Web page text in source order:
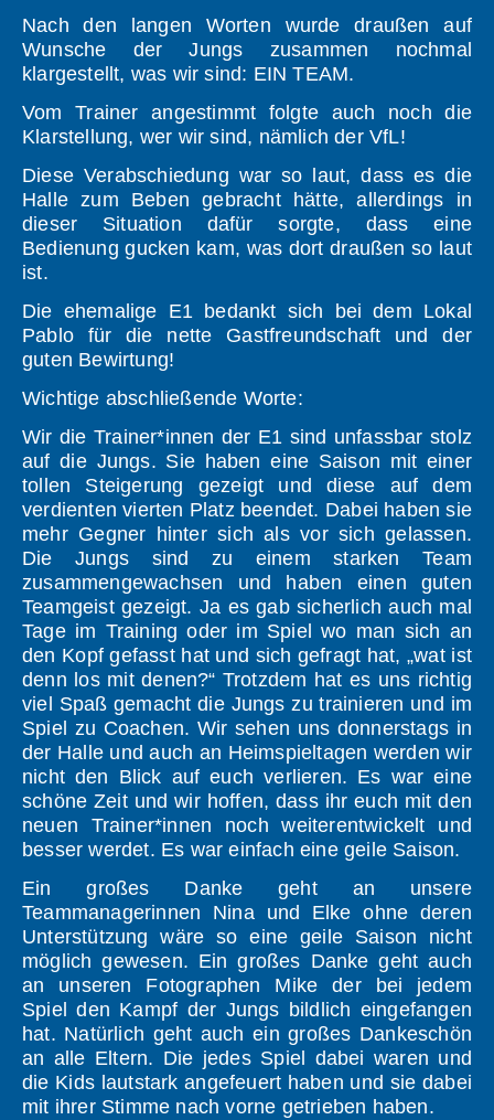
Nach den langen Worten wurde draußen auf
Wunsche der Jungs zusammen nochmal
klargestellt, was wir sind: EIN TEAM.
Vom Trainer angestimmt folgte auch noch die
Klarstellung, wer wir sind, nämlich der VfL!
Diese Verabschiedung war so laut, dass es die
Halle zum Beben gebracht hätte, allerdings in
dieser Situation dafür sorgte, dass eine
Bedienung gucken kam, was dort draußen so laut
ist.
Die ehemalige E1 bedankt sich bei dem Lokal
Pablo für die nette Gastfreundschaft und der
guten Bewirtung!
Wichtige abschließende Worte:
Wir die Trainer*innen der E1 sind unfassbar stolz
auf die Jungs. Sie haben eine Saison mit einer
tollen Steigerung gezeigt und diese auf dem
verdienten vierten Platz beendet. Dabei haben sie
mehr Gegner hinter sich als vor sich gelassen.
Die Jungs sind zu einem starken Team
zusammengewachsen und haben einen guten
Teamgeist gezeigt. Ja es gab sicherlich auch mal
Tage im Training oder im Spiel wo man sich an
den Kopf gefasst hat und sich gefragt hat, „wat ist
denn los mit denen?“ Trotzdem hat es uns richtig
viel Spaß gemacht die Jungs zu trainieren und im
Spiel zu Coachen. Wir sehen uns donnerstags in
der Halle und auch an Heimspieltagen werden wir
nicht den Blick auf euch verlieren. Es war eine
schöne Zeit und wir hoffen, dass ihr euch mit den
neuen Trainer*innen noch weiterentwickelt und
besser werdet. Es war einfach eine geile Saison.
Ein großes Danke geht an unsere
Teammanagerinnen Nina und Elke ohne deren
Unterstützung wäre so eine geile Saison nicht
möglich gewesen. Ein großes Danke geht auch
an unseren Fotographen Mike der bei jedem
Spiel den Kampf der Jungs bildlich eingefangen
hat. Natürlich geht auch ein großes Dankeschön
an alle Eltern. Die jedes Spiel dabei waren und
die Kids lautstark angefeuert haben und sie dabei
mit ihrer Stimme nach vorne getrieben haben.